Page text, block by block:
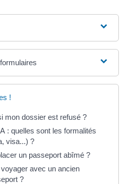
!
mon dossier est refusé ?
: quelles sont les formalités
visa...) ?
un passeport abîmé ?
avec un ancien
?